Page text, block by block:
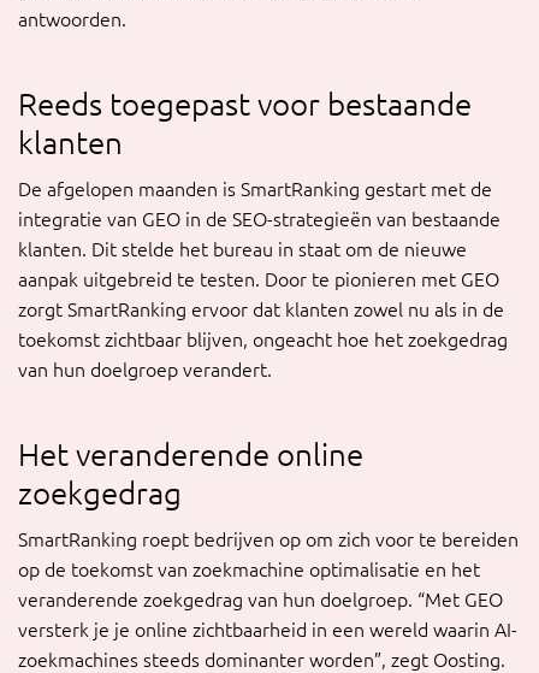
antwoorden.
Reeds toegepast voor bestaande
klanten
De afgelopen maanden is SmartRanking gestart met de
integratie van GEO in de SEO-strategieën van bestaande
klanten. Dit stelde het bureau in staat om de nieuwe
aanpak uitgebreid te testen. Door te pionieren met GEO
zorgt SmartRanking ervoor dat klanten zowel nu als in de
toekomst zichtbaar blijven, ongeacht hoe het zoekgedrag
van hun doelgroep verandert.
Het veranderende online
zoekgedrag
SmartRanking roept bedrijven op om zich voor te bereiden
op de toekomst van zoekmachine optimalisatie en het
veranderende zoekgedrag van hun doelgroep. “Met GEO
versterk je je online zichtbaarheid in een wereld waarin AI-
zoekmachines steeds dominanter worden”, zegt Oosting.